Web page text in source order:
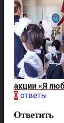
акции «Я
0 ответы
Ответить